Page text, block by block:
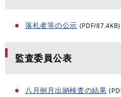
落札者等の公示 (PDF/87.4KB)
監査委員公表
八月例月出納検査の結果